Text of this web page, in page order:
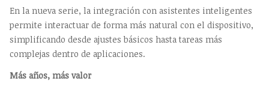
En la nueva serie, la integración con asistentes inteligentes
permite interactuar de forma más natural con el dispositivo,
simplificando desde ajustes básicos hasta tareas más
complejas dentro de aplicaciones.
Más años, más valor